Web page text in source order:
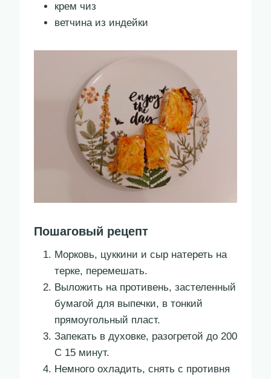
крем чиз
ветчина из индейки
Пошаговый рецепт
Морковь, цуккини и сыр натереть на
терке, перемешать.
Выложить на противень, застеленный
бумагой для выпечки, в тонкий
прямоугольный пласт.
Запекать в духовке, разогретой до 200
С 15 минут.
Немного охладить, снять с противня